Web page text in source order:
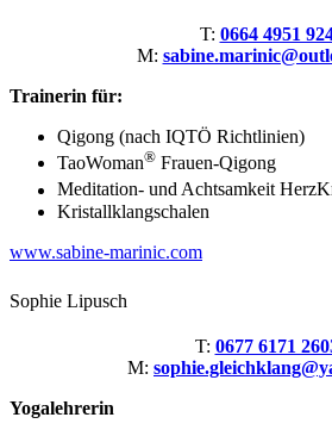
T: 0664 4951
M:
Trainerin für:
Qigong (nach IQTÖ Richtlinien)
TaoWoman® Frauen-Qigong
Meditation- und Achtsamkeit
Kristallklangschalen
www.sabine-marinic.com
Sophie Lipusch
T: 0677 6171
M:
Yogalehrerin